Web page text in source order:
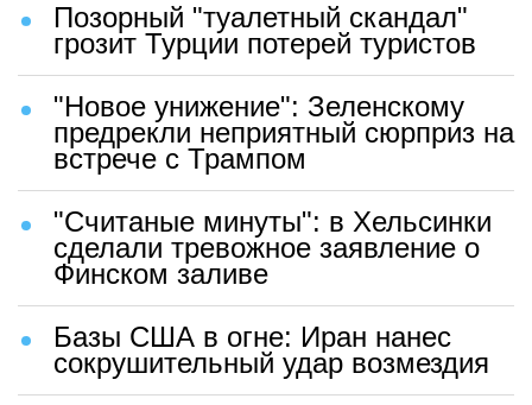
Позорный "туалетный скандал"
грозит Турции потерей туристов
"Новое унижение": Зеленскому
предрекли неприятный сюрприз на
встрече с Трампом
"Считаные минуты": в Хельсинки
сделали тревожное заявление о
Финском заливе
Базы США в огне: Иран нанес
сокрушительный удар возмездия